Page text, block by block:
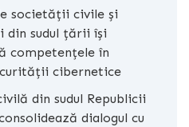
societății civile și
din sudul țării își
competențele în
cibernetice
din sudul Republicii
dialogul cu